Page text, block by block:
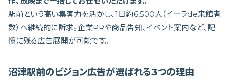
駅前という高い集客力を活かし、1日約6,500人（イーラde来館者
数）へ継続的に訴求。企業PRや商品告知、イベント案内など、記
憶に残る広告展開が可能です。
沼津駅前のビジョン広告が選ばれる3つの理由